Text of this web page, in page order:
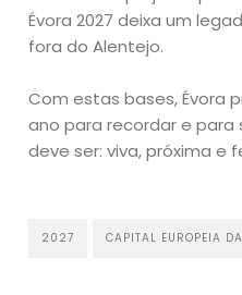
Évora 2027 deixa um
fora do Alentejo.
Com estas bases, Évora
ano para recordar e
deve ser: viva, próxima e
2027 CAPITAL EUROPEIA